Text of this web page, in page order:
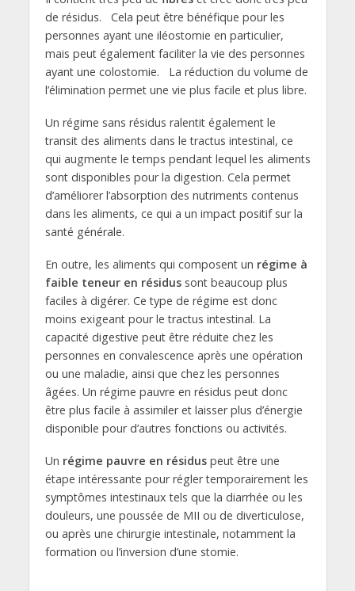
de résidus. Cela peut être bénéfique pour les
personnes ayant une iléostomie en particulier,
mais peut également faciliter la vie des personnes
ayant une colostomie. La réduction du volume de
l’élimination permet une vie plus facile et plus libre.
Un régime sans résidus ralentit également le
transit des aliments dans le tractus intestinal, ce
qui augmente le temps pendant lequel les aliments
sont disponibles pour la digestion. Cela permet
d’améliorer l’absorption des nutriments contenus
dans les aliments, ce qui a un impact positif sur la
santé générale.
En outre, les aliments qui composent un régime à
faible teneur en résidussont beaucoup plus
faciles à digérer. Ce type de régime est donc
moins exigeant pour le tractus intestinal. La
capacité digestive peut être réduite chez les
personnes en convalescence après une opération
ou une maladie, ainsi que chez les personnes
âgées. Un régime pauvre en résidus peut donc
être plus facile à assimiler et laisser plus d’énergie
disponible pour d’autres fonctions ou activités.
Un régime pauvre en résiduspeut être une
étape intéressante pour régler temporairement les
symptômes intestinaux tels que la diarrhée ou les
douleurs, une poussée de MII ou de diverticulose,
ou après une chirurgie intestinale, notamment la
formation ou l’inversion d’une stomie.